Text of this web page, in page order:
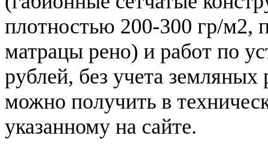
плотностью 200-300 гр/м2,
матрацы рено) и работ по
рублей, без учета
можно получить в
указанному на сайте.